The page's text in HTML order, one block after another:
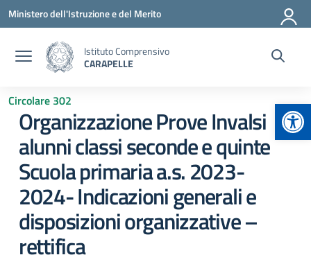
Vai ai contenuti
Vai al menu di navigazione
Vai al footer
Ministero dell'Istruzione e del Merito
Istituto Comprensivo
CARAPELLE
Circolare 302
Organizzazione Prove Invalsi
alunni classi seconde e quinte
Scuola primaria a.s. 2023-
2024- Indicazioni generali e
disposizioni organizzative –
rettifica